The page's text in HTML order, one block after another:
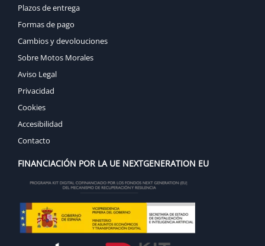
Plazos de entrega
Formas de pago
Cambios y devolouciones
Sobre Motos Morales
Aviso Legal
Privacidad
Cookies
Accesibilidad
Contacto
FINANCIACIÓN POR LA UE NEXTGENERATION EU